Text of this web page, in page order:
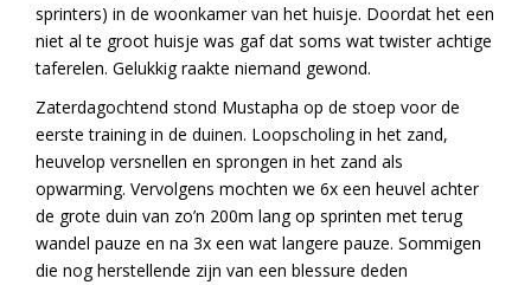
sprinters) in de woonkamer van het huisje. Doordat het een
niet al te groot huisje was gaf dat soms wat twister achtige
taferelen. Gelukkig raakte niemand gewond.
Zaterdagochtend stond Mustapha op de stoep voor de
eerste training in de duinen. Loopscholing in het zand,
heuvelop versnellen en sprongen in het zand als
opwarming. Vervolgens mochten we 6x een heuvel achter
de grote duin van zo’n 200m lang op sprinten met terug
wandel pauze en na 3x een wat langere pauze. Sommigen
die nog herstellende zijn van een blessure deden